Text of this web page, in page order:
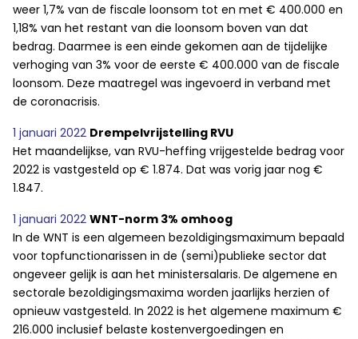
weer 1,7% van de fiscale loonsom tot en met € 400.000 en
1,18% van het restant van die loonsom boven van dat
bedrag. Daarmee is een einde gekomen aan de tijdelijke
verhoging van 3% voor de eerste € 400.000 van de fiscale
loonsom. Deze maatregel was ingevoerd in verband met
de coronacrisis.
1 januari 2022 Drempelvrijstelling RVU
Het maandelijkse, van RVU-heffing vrijgestelde bedrag voor
2022 is vastgesteld op € 1.874. Dat was vorig jaar nog €
1.847.
1 januari 2022 WNT-norm 3% omhoog
In de WNT is een algemeen bezoldigingsmaximum bepaald
voor topfunctionarissen in de (semi)publieke sector dat
ongeveer gelijk is aan het ministersalaris. De algemene en
sectorale bezoldigingsmaxima worden jaarlijks herzien of
opnieuw vastgesteld. In 2022 is het algemene maximum €
216.000 inclusief belaste kostenvergoedingen en